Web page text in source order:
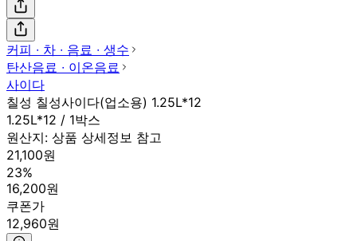
커피 ∙ 차 ∙ 음료 ∙ 생수
탄산음료 ∙ 이온음료
사이다
칠성 칠성사이다(업소용) 1.25L*12
1.25L*12 / 1박스
원산지: 상품 상세정보 참고
21,100원
23%
16,200원
쿠폰가
12,960원